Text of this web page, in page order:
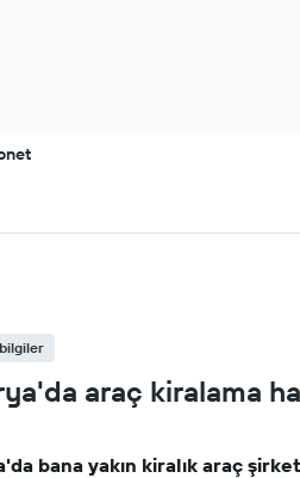
araç kiralama
bana yakın kiralık araç